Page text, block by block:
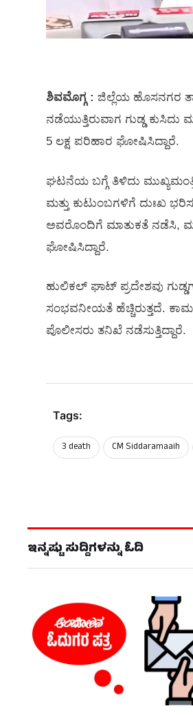
ಶಿವಮೊಗ್ಗ : ಜಿಲ್ಲೆಯ ಹೊಸನಗರ
ನಡೆಯುತ್ತಿರುವಾಗ ಗುಡ್ಡ ಕುಸಿದು
5 ಲಕ್ಷ ಪರಿಹಾರ ಘೋಷಿಸಿದ್ದಾರೆ.
ಘಟನೆಯ ಬಗ್ಗೆ ತಿಳಿದು
ಮತ್ತು ಕುಟುಂಬಗಳಿಗೆ ದುಃಖ
ಅವರೊಂದಿಗೆ ಮಾತುಕತೆ ನಡೆಸಿ,
ಘೋಷಿಸಿದ್ದಾರೆ.
ಹುಲಿಕಲ್ ಘಾಟ್ ಪ್ರದೇಶವು
ಸಂಭವನೀಯತೆ ಹೆಚ್ಚಿರುತ್ತದೆ.
ಪೊಲೀಸರು ತನಿಖೆ ನಡೆಸುತ್ತಿದ್ದಾರೆ.
Tags:
3 death CM Siddaramaaih
ಇನ್ನಷ್ಟು ಸುದ್ದಿಗಳನ್ನು ಓದಿ